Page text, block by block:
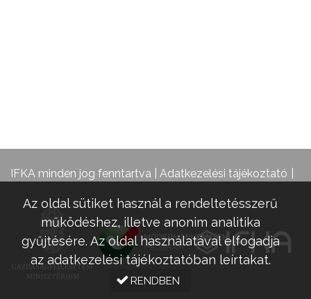
IFKA minden jog fenntartva | Adatkezelési tájékoztató
Az oldal sütiket használ a rendeltetésszerű
működéshez, illetve anonim analitika
gyűjtésére. Az oldal használatával elfogadja
az adatkezelési tájékoztatóban leírtakat.
RENDBEN